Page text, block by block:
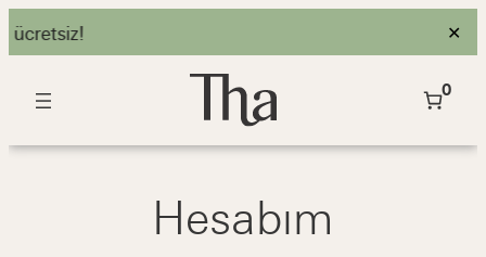
ücretsiz! ✕
geç
0
Hesabım